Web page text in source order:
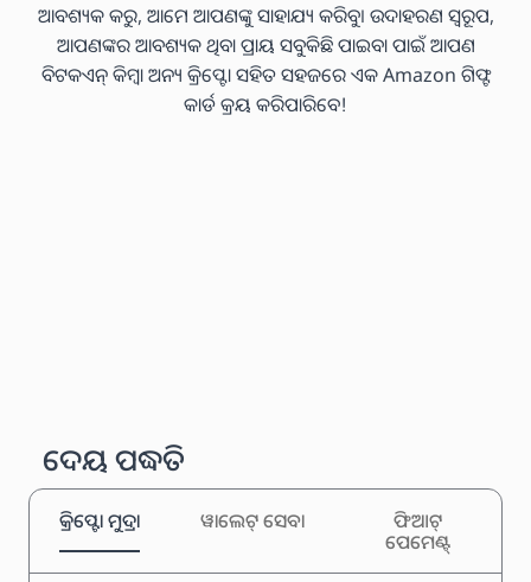
ଆବଶ୍ୟକ କରୁ, ଆମେ ଆପଣଙ୍କୁ ସାହାଯ୍ୟ କରିବୁ। ଉଦାହରଣ ସ୍ୱରୂପ,
ଆପଣଙ୍କର ଆବଶ୍ୟକ ଥିବା ପ୍ରାୟ ସବୁକିଛି ପାଇବା ପାଇଁ ଆପଣ
ବିଟକଏନ୍ କିମ୍ବା ଅନ୍ୟ କ୍ରିପ୍ଟୋ ସହିତ ସହଜରେ ଏକ Amazon ଗିଫ୍ଟ
କାର୍ଡ କ୍ରୟ କରିପାରିବେ!
ଦେୟ ପଦ୍ଧତି
କ୍ରିପ୍ଟୋ ମୁଦ୍ରା ୱାଲେଟ୍ ସେବା
ଫିଆଟ୍
ପେମେଣ୍ଟ୍